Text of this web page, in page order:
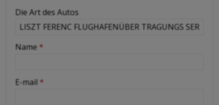
-
-
-
Die Art des Autos
Name *
E-mail *